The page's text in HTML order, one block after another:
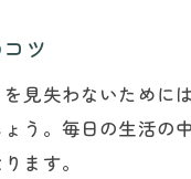
人生の課題を自
スピリチュアル
癒やしに頼らず
ツ
見失わないため
う。毎日の生活
ます。